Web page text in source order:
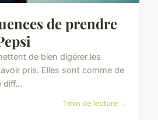
de prendre
de bien digérer les
pris. Elles sont comme de
diff...
1 min de lecture →